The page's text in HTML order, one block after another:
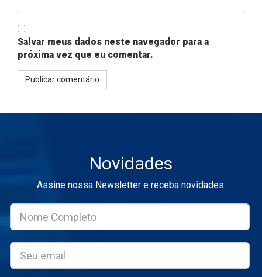
Salvar meus dados neste navegador para a
próxima vez que eu comentar.
Novidades
Assine nossa Newsletter e receba novidades.